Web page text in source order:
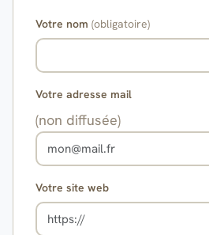
Votre nom (obligatoire)
Votre adresse mail
(non diffusée)
Votre site web